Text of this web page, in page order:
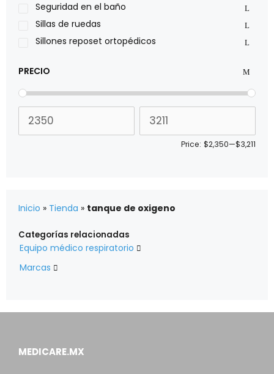
Stealth products
Xiehe Medical
Seguridad en el baño
Sillas de ruedas
Sillones reposet ortopédicos
PRECIO
Price: $2,350—$3,211
Inicio » Tienda » tanque de oxigeno
Categorías relacionadas
Equipo médico respiratorio 
Marcas 
MEDICARE.MX